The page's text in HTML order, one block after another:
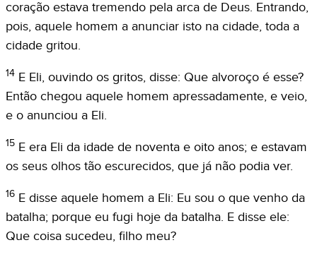
coração estava tremendo pela arca de Deus. Entrando,
pois, aquele homem a anunciar isto na cidade, toda a
cidade gritou.
14 E Eli, ouvindo os gritos, disse: Que alvoroço é esse?
Então chegou aquele homem apressadamente, e veio,
e o anunciou a Eli.
15 E era Eli da idade de noventa e oito anos; e estavam
os seus olhos tão escurecidos, que já não podia ver.
16 E disse aquele homem a Eli: Eu sou o que venho da
batalha; porque eu fugi hoje da batalha. E disse ele:
Que coisa sucedeu, filho meu?